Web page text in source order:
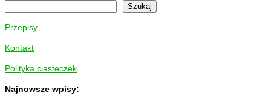
Szukaj
Przepisy
Kontakt
Polityka ciasteczek
Najnowsze wpisy: